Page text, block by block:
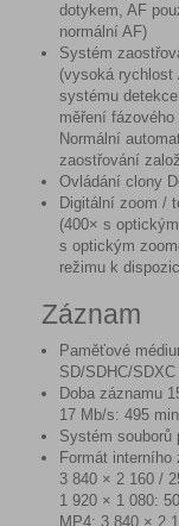
dotykem, AF
normální AF)
Systém
(vysoká rychlost
systému
měření fázového
Normální
zaostřování
Ovládání clony
Digitální zoom /
(400× s
s optickým
režimu k
Záznam
Paměťové
SD/SDHC/
Doba záznamu
17 Mb/s: 495
Systém souborů
Formát interního
3 840 × 2 160 /
1 920 × 1 080:
MP4: 3 840 × 2